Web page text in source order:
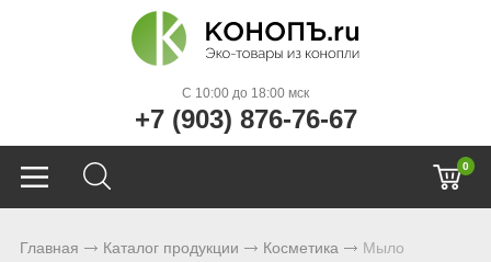
C 10:00 до 18:00 мск
+7 (903) 876-76-67
0
Главная Каталог продукции Косметика Мыло